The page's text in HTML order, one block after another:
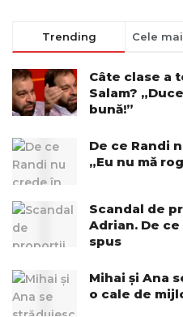
Trending Cele
Câte clase a
Salam?
bună!”
De ce Randi
„Eu nu mă
Scandal de
Adrian. De
spus
Mihai și Ana
o cale de